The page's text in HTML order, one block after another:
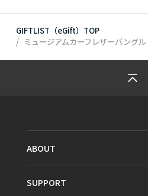
GIFTLIST（eGift）TOP
ミュージアムカーフレザーバングル
ABOUT
SUPPORT